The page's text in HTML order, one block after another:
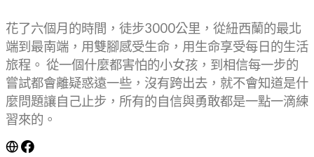
花了六個月的時間，徒步3000公里，從紐西蘭的最北
端到最南端，用雙腳感受生命，用生命享受每日的生活
旅程。 從一個什麼都害怕的小女孩，到相信每一步的
嘗試都會離疑惑遠一些，沒有跨出去，就不會知道是什
麼問題讓自己止步，所有的自信與勇敢都是一點一滴練
習來的。